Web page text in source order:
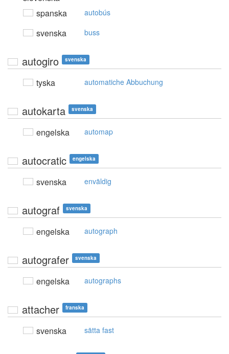
spanska autobús
svenska buss
autogiro svenska
tyska automatiche Abbuchung
autokarta svenska
engelska automap
autocratic engelska
svenska enväldig
autograf svenska
engelska autograph
autografer svenska
engelska autographs
attacher franska
svenska sätta fast